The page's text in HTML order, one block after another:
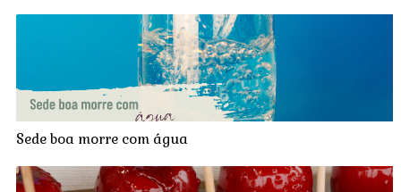
Sede boa morre com água